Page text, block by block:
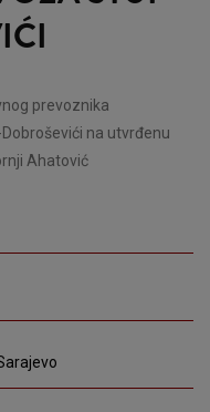
prevoznika
na utvrđenu
Ahatović